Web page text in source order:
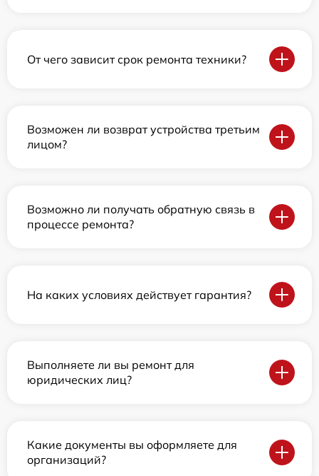
От чего зависит срок ремонта техники?
Возможен ли возврат устройства третьим
лицом?
Возможно ли получать обратную связь в
процессе ремонта?
На каких условиях действует гарантия?
Выполняете ли вы ремонт для
юридических лиц?
Какие документы вы оформляете для
организаций?